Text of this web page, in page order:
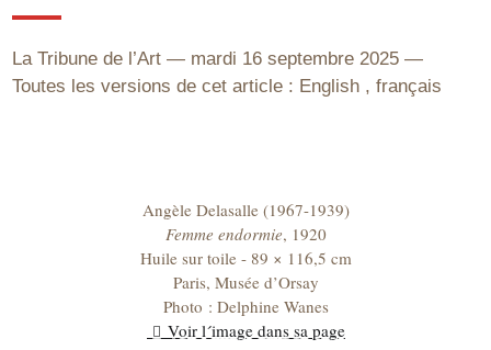
La Tribune de l’Art
mardi 16 septembre 2025
Toutes les versions de cet article : English ,français
Angèle Delasalle (1967-1939)
Femme endormie, 1920
Huile sur toile - 89 × 116,5 cm
Paris, Musée d’Orsay
Photo : Delphine Wanes
Voir l´image dans sa page